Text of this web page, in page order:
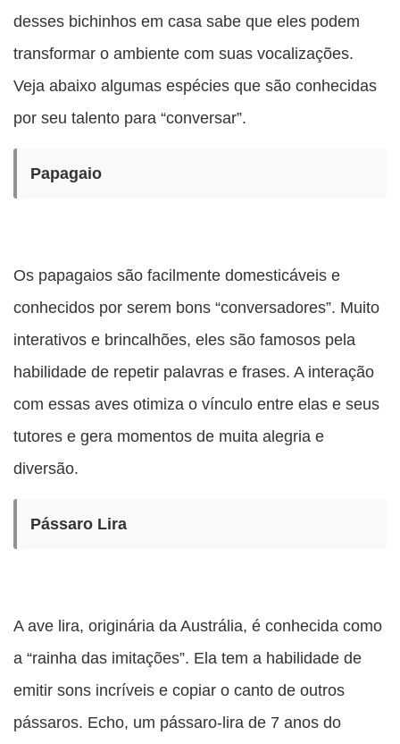
desses bichinhos em casa sabe que eles podem
transformar o ambiente com suas vocalizações.
Veja abaixo algumas espécies que são conhecidas
por seu talento para “conversar”.
Papagaio
Os papagaios são facilmente domesticáveis e
conhecidos por serem bons “conversadores”. Muito
interativos e brincalhões, eles são famosos pela
habilidade de repetir palavras e frases. A interação
com essas aves otimiza o vínculo entre elas e seus
tutores e gera momentos de muita alegria e
diversão.
Pássaro Lira
A ave lira, originária da Austrália, é conhecida como
a “rainha das imitações”. Ela tem a habilidade de
emitir sons incríveis e copiar o canto de outros
pássaros. Echo, um pássaro-lira de 7 anos do